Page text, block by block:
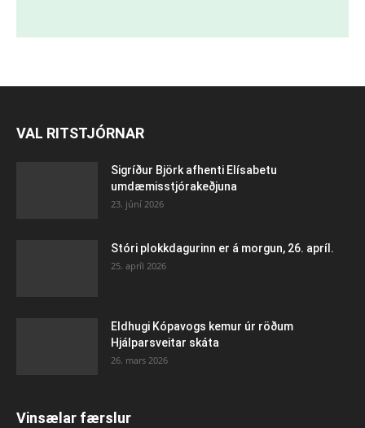
VAL RITSTJÓRNAR
Sigríður Björk afhenti Elísabetu
umdæmisstjórakeðjuna
23. júní 2026
Stóri plokkdagurinn er á morgun, 26. apríl.
25. apríl 2026
Eldhugi Kópavogs kemur úr röðum
Hjálparsveitar skáta
26. mars 2026
Vinsælar færslur